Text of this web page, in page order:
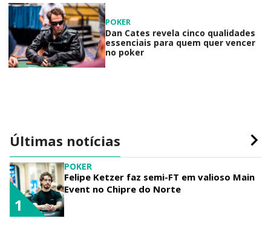
POKER
Dan Cates revela cinco qualidades
essenciais para quem quer vencer
no poker
Últimas notícias
POKER
Felipe Ketzer faz semi-FT em valioso Main
Event no Chipre do Norte
1